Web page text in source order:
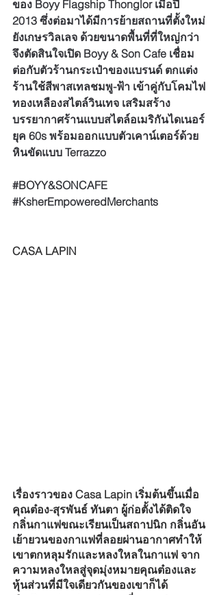
ของ Boyy Flagship Thonglor เมื่อปี
2013 ซึ่งต่อมาได้มีการย้ายสถานที่ตั้งใหม่
ยังเกษรวิลเลจ ด้วยขนาดพื้นที่ที่ใหญ่กว่า
จึงตัดสินใจเปิด Boyy & Son Cafe เชื่อม
ต่อกับตัวร้านกระเป๋าของแบรนด์ ตกแต่ง
ร้านใช้สีพาสเทลชมพู-ฟ้า เข้าคู่กับโคมไฟ
ทองเหลืองสไตล์วินเทจ เสริมสร้าง
บรรยากาศร้านแบบสไตล์อเมริกันไดเนอร์
ยุค 60s พร้อมออกแบบตัวเคาน์เตอร์ด้วย
หินขัดแบบ Terrazzo
#BOYY&SONCAFE
#KsherEmpoweredMerchants
CASA LAPIN
เรื่องราวของ Casa Lapin เริ่มต้นขึ้นเมื่อ
คุณต๋อง-สุรพันธ์ ทันตา ผู้ก่อตั้งได้ติดใจ
กลิ่นกาแฟขณะเรียนเป็นสถาปนิก กลิ่นอัน
เย้ายวนของกาแฟที่ลอยผ่านอากาศทำให้
เขาตกหลุมรักและหลงใหลในกาแฟ จาก
ความหลงใหลสู่จุดมุ่งหมายคุณต๋องและ
หุ้นส่วนที่มีใจเดียวกันของเขาก็ได้